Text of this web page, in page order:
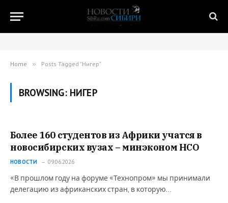
Home » Posts Tagged "Нигер"
BROWSING: НИГЕР
Более 160 студентов из Африки учатся в
новосибирских вузах – минэконом НСО
НОВОСТИ 09.06.2026
«В прошлом году на форуме «Технопром» мы принимали
делегацию из африканских стран, в которую…